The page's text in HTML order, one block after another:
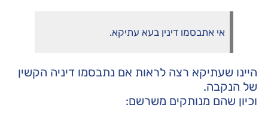
אי אתבסמו דינין בעא עתיקא.
היינו שעתיקא רצה לראות אם נתבסמו דיניה הקשין
של הנקבה.
וכיון שהם מנותקים משרשם: